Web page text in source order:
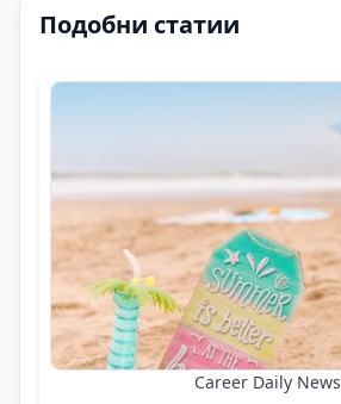
Подобни статии
Career Daily News